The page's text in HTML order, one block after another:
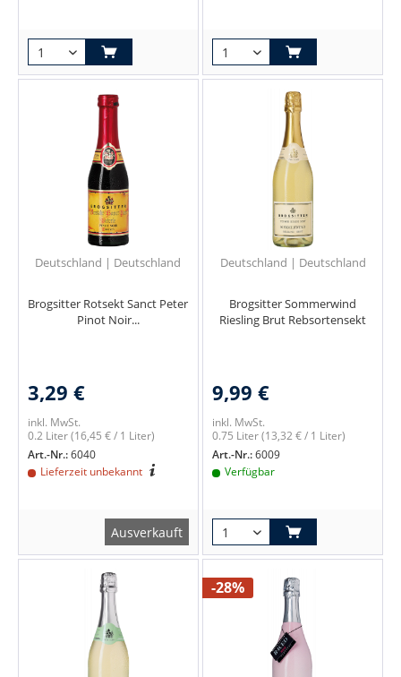
Deutschland | Deutschland
Brogsitter Rotsekt Sanct Peter
Pinot Noir...
3,29 €
inkl. MwSt.
0.2 Liter(16,45 € / 1 Liter)
Art.-Nr.:6040
Lieferzeit unbekannt
Ausverkauft
Deutschland | Deutschland
Brogsitter Sommerwind
Riesling Brut Rebsortensekt
9,99 €
inkl. MwSt.
0.75 Liter(13,32 € / 1 Liter)
Art.-Nr.:6009
Verfügbar
-28%